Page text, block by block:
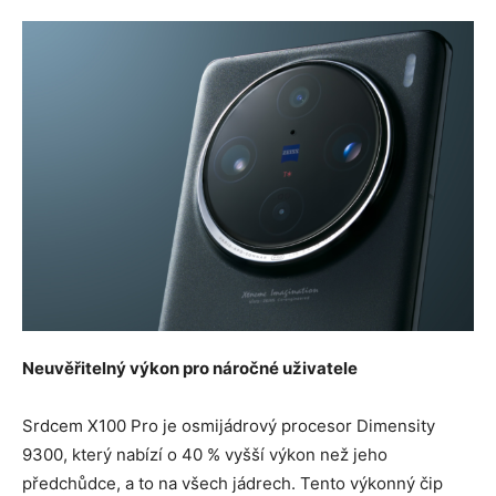
Neuvěřitelný výkon pro náročné uživatele
Srdcem X100 Pro je osmijádrový procesor Dimensity
9300, který nabízí o 40 % vyšší výkon než jeho
předchůdce, a to na všech jádrech. Tento výkonný čip